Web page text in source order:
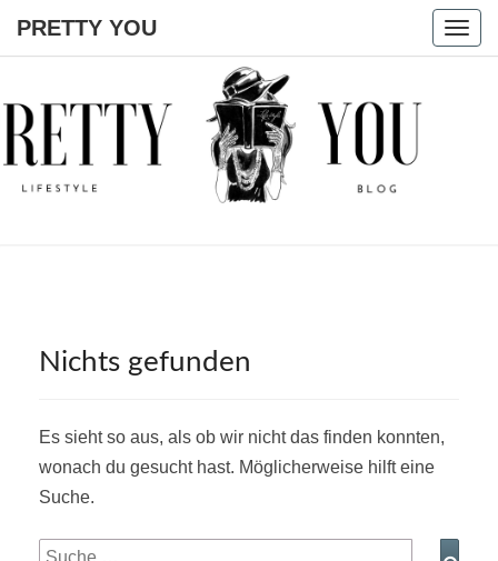
PRETTY YOU
PRETTY
Nichts
Nichts gefunden
Es sieht so aus, als ob wir nicht das finden konnten,
wonach du gesucht hast. Möglicherweise hilft eine
Suche.
Suche